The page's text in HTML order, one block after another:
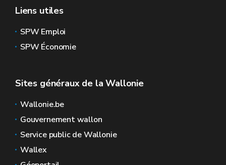
Liens utiles
SPW Emploi
SPW Économie
Sites généraux de la Wallonie
Wallonie.be
Gouvernement wallon
Service public de Wallonie
Wallex